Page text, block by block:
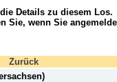
Details zu diesem Los.
Sie, wenn Sie
Zurück